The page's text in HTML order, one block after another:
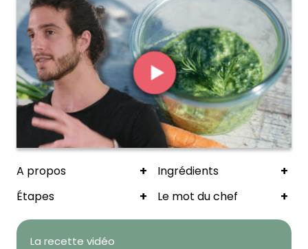
A propos + Ingrédients +
Étapes + Le mot du chef +
La recette vidéo